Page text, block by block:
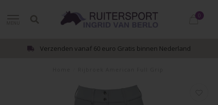
0
Verzenden vanaf 60 euro Gratis binnen Nederland